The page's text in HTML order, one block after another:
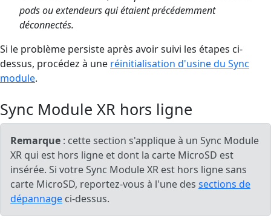
pods ou extendeurs qui étaient précédemment
déconnectés.
Si le problème persiste après avoir suivi les étapes ci-
dessus, procédez à une réinitialisation d'usine du Sync
module.
Sync Module XR hors ligne
Remarque : cette section s'applique à un Sync Module
XR qui est hors ligne et dont la carte MicroSD est
insérée. Si votre Sync Module XR est hors ligne sans
carte MicroSD, reportez-vous à l'une des sections de
dépannage ci-dessus.